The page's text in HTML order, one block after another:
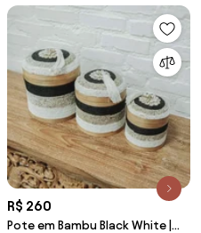
R$ 260
Pote em Bambu Black White |